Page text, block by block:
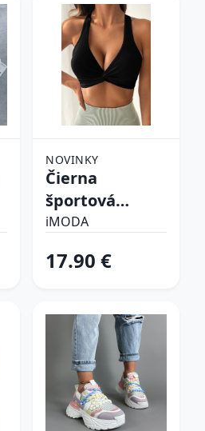
NOVINKY
Čierna
športová
podprsenka
iMODA
17.90 €